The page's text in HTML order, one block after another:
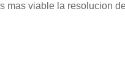
mas viable la resolucion